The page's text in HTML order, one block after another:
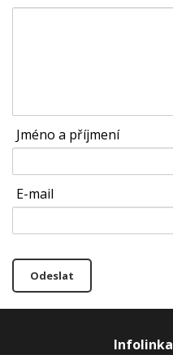
Jméno a příjmení
E-mail
Odeslat
Infolinka